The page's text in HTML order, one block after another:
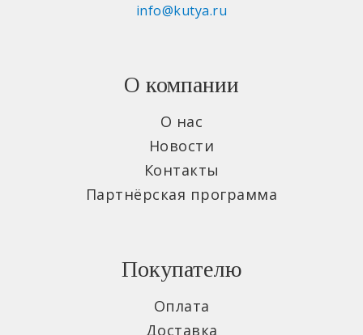
info@kutya.ru
О компании
О нас
Новости
Контакты
Партнёрская программа
Покупателю
Оплата
Доставка